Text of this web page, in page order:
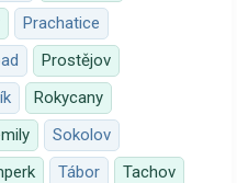
Prachatice
Prostějov
Rokycany
Sokolov
Tábor
Tachov